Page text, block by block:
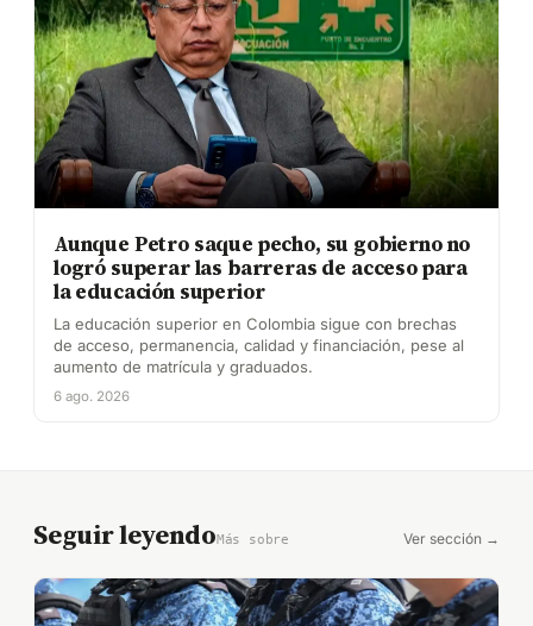
Aunque Petro saque pecho, su gobierno no
logró superar las barreras de acceso para
la educación superior
La educación superior en Colombia sigue con brechas
de acceso, permanencia, calidad y financiación, pese al
aumento de matrícula y graduados.
6 ago. 2026
Seguir leyendoMás sobre Ver sección →